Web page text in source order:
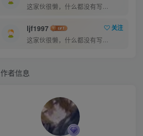
这家伙很懒，什么都没有写...
ljf1997
关注
这家伙很懒，什么都没有写...
作者信息